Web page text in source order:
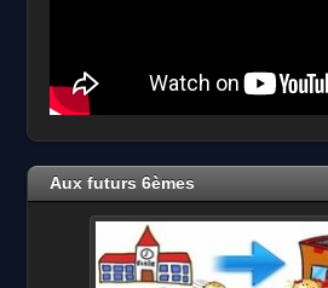
Aux futurs 6èmes